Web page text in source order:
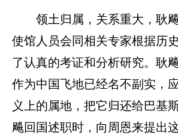
领土归属，关系重大，耿
使馆人员会同相关专家根据历
了认真的考证和分析研究。耿
作为中国飞地已经名不副实，
义上的属地，把它归还给巴基
飚回国述职时，向周恩来提出